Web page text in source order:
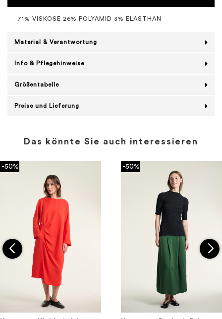
71% VISKOSE 26% POLYAMID 3% ELASTHAN
Material & Verantwortung
Info & Pflegehinweise
Größentabelle
Preise und Lieferung
Das könnte Sie auch interessieren
-50% -50%